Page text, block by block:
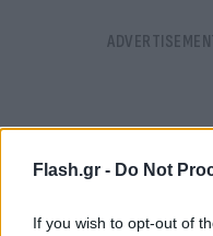
Flash.gr - Do Not
If you wish to opt-out of